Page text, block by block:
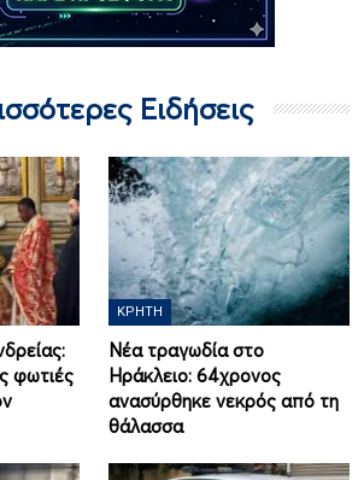
Ειδήσεις
φωτιές
ΚΡΉΤΗ
Νέα τραγωδία στο
Ηράκλειο: 64χρονος
ανασύρθηκε νεκρός από τη
θάλασσα